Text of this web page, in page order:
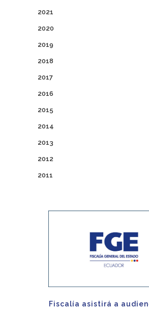
2021
2020
2019
2018
2017
2016
2015
2014
2013
2012
2011
Fiscalía asistirá a